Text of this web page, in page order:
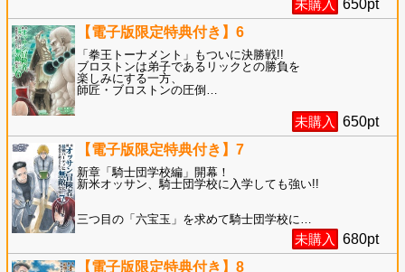
未購入 650pt
【電子版限定特典付き】6
「拳王トーナメント」もついに決勝戦!!
ブロストンは弟子であるリックとの勝負を
楽しみにする一方、
師匠・ブロストンの圧倒
未購入 650pt
【電子版限定特典付き】7
新章「騎士団学校編」開幕！
新米オッサン、騎士団学校に入学しても強い!!
三つ目の「六宝玉」を求めて騎士団学校に
未購入 680pt
【電子版限定特典付き】8